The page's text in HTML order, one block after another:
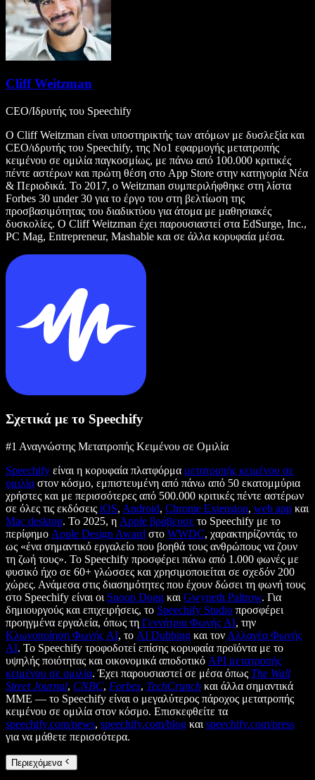
Cliff Weitzman
CEO/Ιδρυτής του Speechify
Ο Cliff Weitzman είναι υποστηρικτής των ατόμων με δυσλεξία και
CEO/ιδρυτής του Speechify, της Νο1 εφαρμογής μετατροπής
κειμένου σε ομιλία παγκοσμίως, με πάνω από 100.000 κριτικές
πέντε αστέρων και πρώτη θέση στο App Store στην κατηγορία Νέα
& Περιοδικά. Το 2017, ο Weitzman συμπεριλήφθηκε στη λίστα
Forbes 30 under 30 για το έργο του στη βελτίωση της
προσβασιμότητας του διαδικτύου για άτομα με μαθησιακές
δυσκολίες. Ο Cliff Weitzman έχει παρουσιαστεί στα EdSurge, Inc.,
PC Mag, Entrepreneur, Mashable και σε άλλα κορυφαία μέσα.
Σχετικά με το Speechify
#1 Αναγνώστης Μετατροπής Κειμένου σε Ομιλία
Speechify είναι η κορυφαία πλατφόρμα μετατροπής κειμένου σε
ομιλία στον κόσμο, εμπιστευμένη από πάνω από 50 εκατομμύρια
χρήστες και με περισσότερες από 500.000 κριτικές πέντε αστέρων
σε όλες τις εκδόσεις iOS, Android, Chrome Extension, web app και
Mac desktop. Το 2025, η Apple βράβευσε το Speechify με το
περίφημο Apple Design Award στο WWDC, χαρακτηρίζοντάς το
ως «ένα σημαντικό εργαλείο που βοηθά τους ανθρώπους να ζουν
τη ζωή τους». Το Speechify προσφέρει πάνω από 1.000 φωνές με
φυσικό ήχο σε 60+ γλώσσες και χρησιμοποιείται σε σχεδόν 200
χώρες. Ανάμεσα στις διασημότητες που έχουν δώσει τη φωνή τους
στο Speechify είναι οι Snoop Dogg και Gwyneth Paltrow. Για
δημιουργούς και επιχειρήσεις, το Speechify Studio προσφέρει
προηγμένα εργαλεία, όπως τη Γεννήτρια Φωνής AI, την
Κλωνοποίηση Φωνής AI, το AI Dubbing και τον Αλλαγέα Φωνής
AI. Το Speechify τροφοδοτεί επίσης κορυφαία προϊόντα με το
υψηλής ποιότητας και οικονομικά αποδοτικό API μετατροπής
κειμένου σε ομιλία. Έχει παρουσιαστεί σε μέσα όπως The Wall
Street Journal, CNBC, Forbes, TechCrunch και άλλα σημαντικά
ΜΜΕ — το Speechify είναι ο μεγαλύτερος πάροχος μετατροπής
κειμένου σε ομιλία στον κόσμο. Επισκεφθείτε τα
speechify.com/news, speechify.com/blog και speechify.com/press
για να μάθετε περισσότερα.
Περιεχόμενα